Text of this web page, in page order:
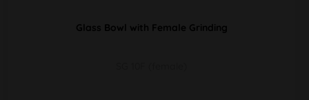
Glass Bowl with Female Grinding